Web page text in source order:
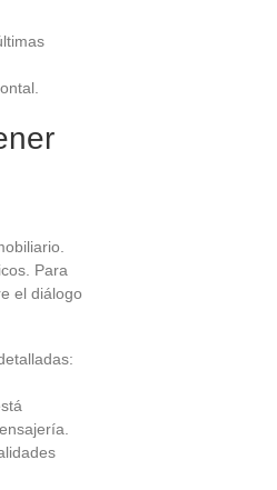
Para
el diálogo